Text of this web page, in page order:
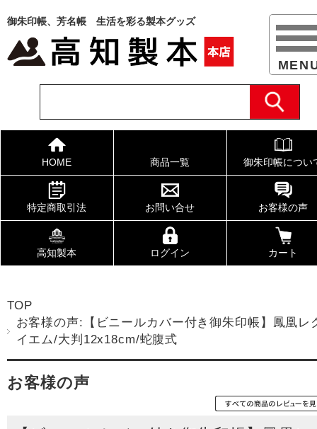
御朱印帳、芳名帳 生活を彩る製本グッズ
HOME 商品一覧 御朱印帳につい
特定商取引法 お問い合せ お客様の声
高知製本 ログイン カート
TOP
お客様の声:【ビニールカバー付き御朱印帳】鳳凰レ
イエム/大判12x18cm/蛇腹式
お客様の声